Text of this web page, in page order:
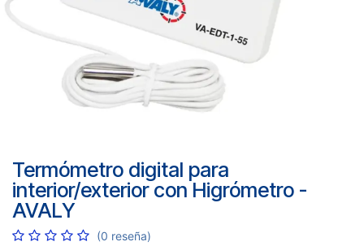
Termómetro digital para
interior/exterior con Higrómetro -
AVALY
(0 reseña)